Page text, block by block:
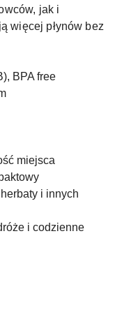
jak i
więcej płynów bez
BPA free
miejsca
i innych
i codzienne